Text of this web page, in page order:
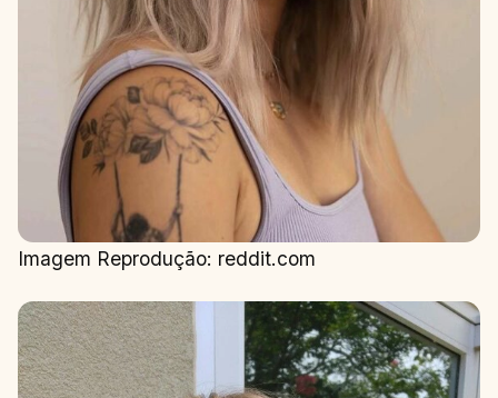
Imagem Reprodução: reddit.com